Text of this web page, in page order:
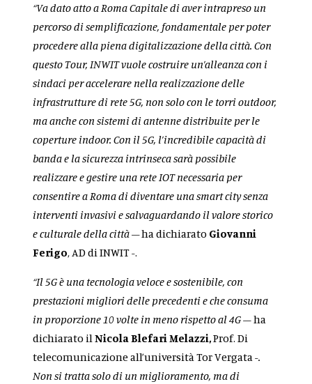
“Va dato atto a Roma Capitale di aver intrapreso un
percorso di semplificazione, fondamentale per poter
procedere alla piena digitalizzazione della città. Con
questo Tour, INWIT vuole costruire un’alleanza con i
sindaci per accelerare nella realizzazione delle
infrastrutture di rete 5G, non solo con le torri outdoor,
ma anche con sistemi di antenne distribuite per le
coperture indoor. Con il 5G, l’incredibile capacità di
banda e la sicurezza intrinseca sarà possibile
realizzare e gestire una rete IOT necessaria per
consentire a Roma di diventare una smart city senza
interventi invasivi e salvaguardando il valore storico
e culturale della città– ha dichiarato Giovanni
Ferigo, AD di INWIT -.
“Il 5G è una tecnologia veloce e sostenibile, con
prestazioni migliori delle precedenti e che consuma
in proporzione 10 volte in meno rispetto al 4G –ha
dichiarato ilNicola Blefari Melazzi,Prof. Di
telecomunicazione all’università Tor Vergata-.
Non si tratta solo di un miglioramento, ma di